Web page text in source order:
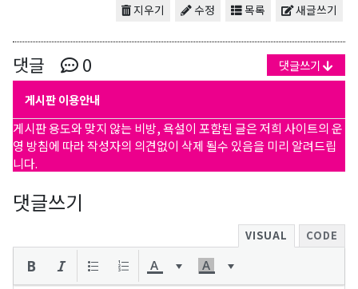
새글쓰기
목록
수정
지우기
댓글 0 댓글쓰기
게시판 이용안내
게시판 용도와 맞지 않는 비방, 욕설이 포함된 글은 저희 사이트의 운
영 방침에 따라 작성자의 의견없이 삭제 될수 있음을 미리 알려드립
니다.
댓글쓰기
VISUAL CODE